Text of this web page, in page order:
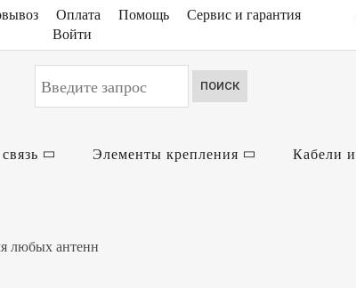
Оплата Помощь
Сервис и гарантия
Войти
ПОИСК
Элементы крепления Кабели
любых антенн